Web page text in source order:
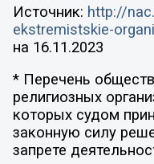
Источник: http://
ekstremistskie-
на 16.11.2023
* Перечень
религиозных
которых судом
законную силу
запрете